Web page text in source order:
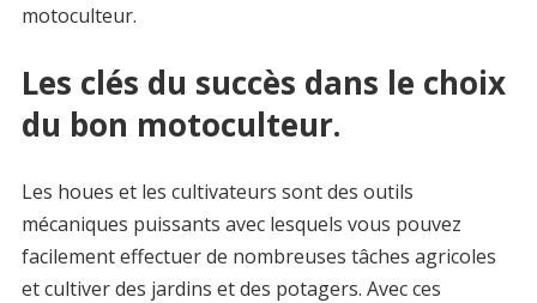
motoculteur.
Les clés du succès dans le choix
du bon motoculteur.
Les houes et les cultivateurs sont des outils
mécaniques puissants avec lesquels vous pouvez
facilement effectuer de nombreuses tâches agricoles
et cultiver des jardins et des potagers. Avec ces